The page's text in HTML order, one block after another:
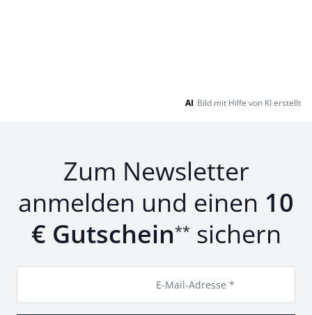
AI Bild mit Hilfe von KI erstellt
Zum Newsletter
anmelden und einen 10
€ Gutschein** sichern
E-Mail-Adresse *